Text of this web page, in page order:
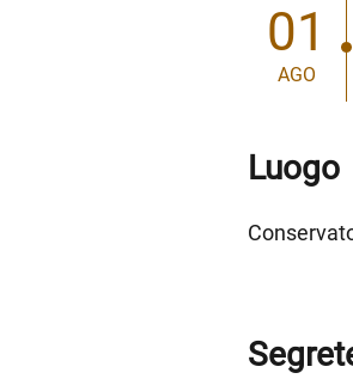
01
AGO
Luogo